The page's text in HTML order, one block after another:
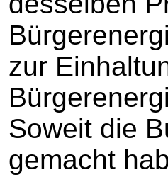
zur
Soweit die
gemacht